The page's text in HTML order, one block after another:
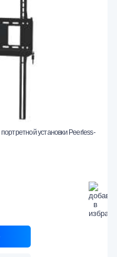
установки Peerless-